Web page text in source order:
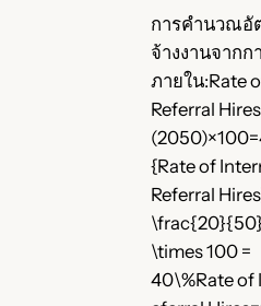
การคำนวณอั
จ้างงานจากก
ภายใน:Rate
Referral
{Rate of
Referral
\times 100 =
40\%Rate of